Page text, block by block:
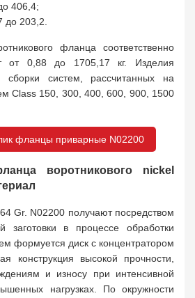
406,4;
до 203,2.
фланца соответственно
от 0,88 до 1705,17 кг. Изделия
сборки систем, рассчитанных на
Class 150, 300, 400, 600, 900, 1500
фланцы приварные N02200
воротникового nickel
Gr. N02200 получают посредством
заготовки в процессе обработки
формуется диск с концентратором
конструкция высокой прочности,
и износу при интенсивной
нагрузках. По окружности